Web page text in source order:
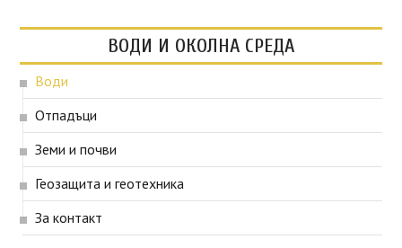
ВОДИ И ОКОЛНА СРЕДА
Води
Отпадъци
Земи и почви
Геозащита и геотехника
За контакт